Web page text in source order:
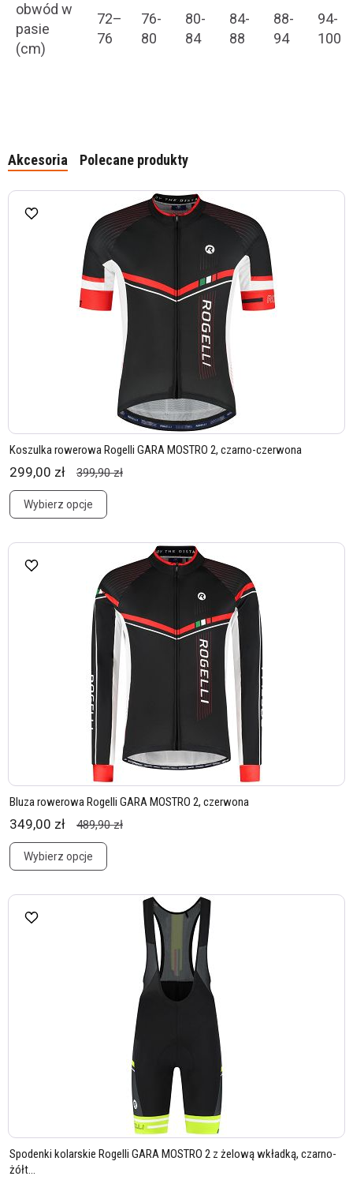
obwód w
pasie
(cm)
72–
76
76-
80
80-
84
84-
88
88-
94
94-
100
Akcesoria Polecane produkty
Koszulka rowerowa Rogelli GARA MOSTRO 2, czarno-czerwona
299,00 zł 399,90 zł
Wybierz opcje
Bluza rowerowa Rogelli GARA MOSTRO 2, czerwona
349,00 zł 489,90 zł
Wybierz opcje
Spodenki kolarskie Rogelli GARA MOSTRO 2 z żelową wkładką, czarno-
żółt...